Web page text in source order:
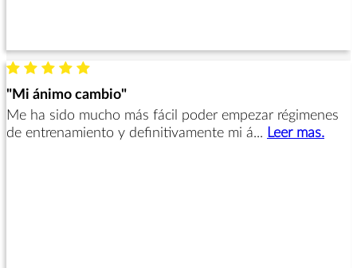
"Mi ánimo cambio"
Me ha sido mucho más fácil poder empezar régimenes
de entrenamiento y definitivamente mi á... Leer mas.